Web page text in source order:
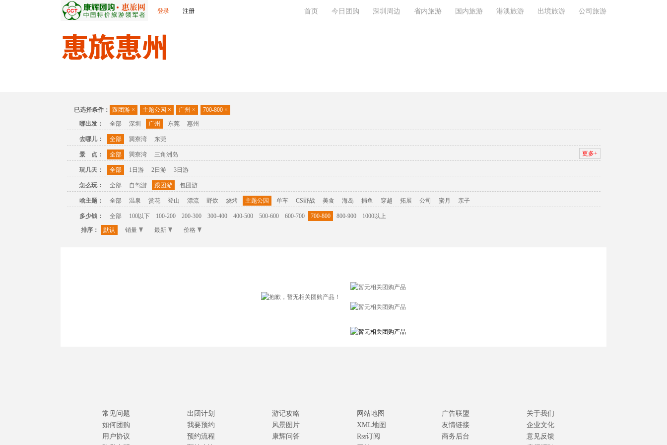
登录 注册 首页 今日团购 深圳周边 省内旅游 国内旅游 港澳旅游 出境旅游 公司旅游
已选择条件： 跟团游 × 主题公园 × 广州 × 700-800 ×
哪出发：
全部 深圳 广州 东莞 惠州
去哪儿： 全部 巽寮湾 东莞
景 点： 全部 巽寮湾 三角洲岛 更多+
玩几天： 全部 1日游 2日游 3日游
怎么玩： 全部 自驾游 跟团游 包团游
啥主题： 全部 温泉 赏花 登山 漂流 野炊 烧烤 主题公园 单车 CS野战 美食 海岛 捕鱼 穿越 拓展 公司 蜜月 亲子
多少钱： 全部 100以下 100-200 200-300 300-400 400-500 500-600 600-700 700-800 800-900
1000以上
排序：
默认 销量 最新 价格
常见问题
如何团购
用户协议
出团计划
我要预约
预约流程
游记攻略
风景图片
康辉问答
网站地图
XML地图
Rss订阅
广告联盟
友情链接
商务后台
关于我们
企业文化
意见反馈